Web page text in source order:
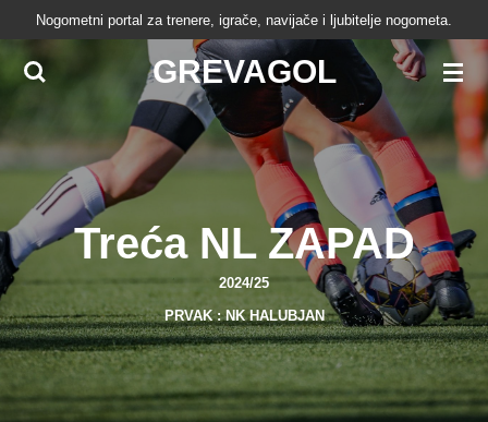
Skip
main
GREVAGOL
Nogometni portal za trenere, igrače, navijače i ljubitelje nogometa.
Treća NL ZAPAD
2024/25
PRVAK : NK HALUBJAN